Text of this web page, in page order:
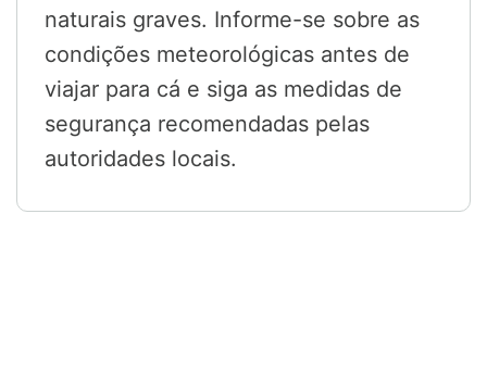
naturais graves. Informe-se sobre as
condições meteorológicas antes de
viajar para cá e siga as medidas de
segurança recomendadas pelas
autoridades locais.